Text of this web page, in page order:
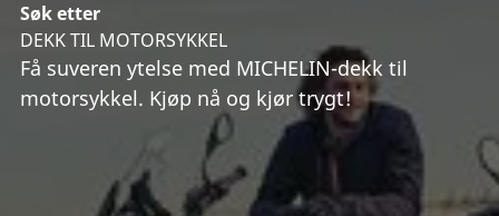
Søk etter
DEKK TIL MOTORSYKKEL
Få suveren ytelse med MICHELIN-dekk til
motorsykkel. Kjøp nå og kjør trygt!